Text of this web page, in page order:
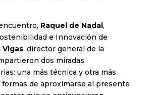
Raquel de Nadal,
e Innovación de
Vigas, director general de la
dos miradas
una más técnica y otra más
formas de aproximarse al presente